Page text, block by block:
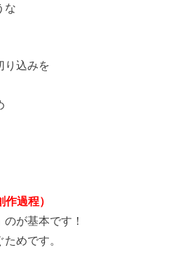
な
り込みを
過程）
が基本です！
めです。